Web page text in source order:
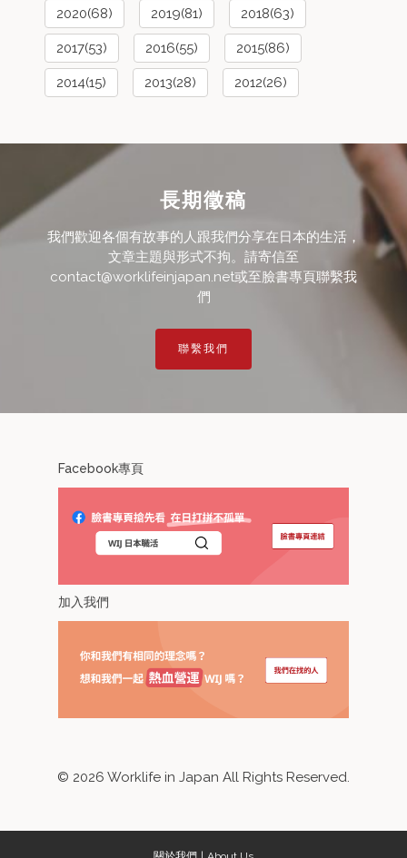
2020(68) 2019(81) 2018(63)
2017(53) 2016(55) 2015(86)
2014(15) 2013(28) 2012(26)
長期徵稿
我們歡迎各個有故事的人跟我們分享在日本的生活，
文章主題與形式不拘。請寄信至
contact@worklifeinjapan.net或至臉書專頁聯繫我
們
聯繫我們
Facebook專頁
加入我們
© 2026 Worklife in Japan All Rights Reserved.